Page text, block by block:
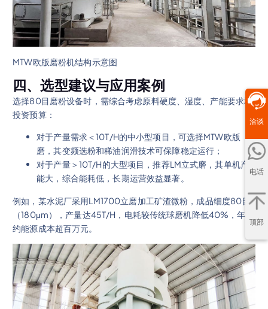
MTW欧版磨粉机结构示意图
四、选型建议与应用案例
选择80目磨粉设备时，需综合考虑原料硬度、湿度、产能要求和
投资预算：
对于产量需求＜10T/H的中小型项目，可选择MTW欧版
磨，其变频选粉和稀油润滑技术可保障稳定运行；
对于产量＞10T/H的大型项目，推荐LM立式磨，其单机产
能大，综合能耗低，长期运营效益显著。
例如，某水泥厂采用LM1700立磨加工矿渣微粉，成品细度80目
（180μm），产量达45T/H，电耗较传统球磨机降低40%，年节
约能源成本超百万元。
洽谈
电话
顶部